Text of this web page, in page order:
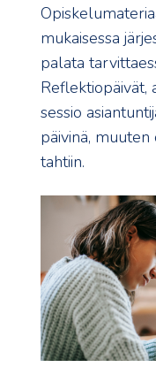
mukaisessa
palata
Reflektiopäivät,
sessio
päivinä, muuten
tahtiin.